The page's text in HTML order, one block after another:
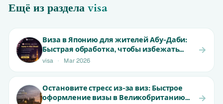
Ещё из раздела visa
Виза в Японию для жителей Абу-Даби:
Быстрая обработка, чтобы избежать
отказа | Начинается от 699 AED
visa · Mar 2026
Остановите стресс из-за виз: Быстрое
оформление визы в Великобританию